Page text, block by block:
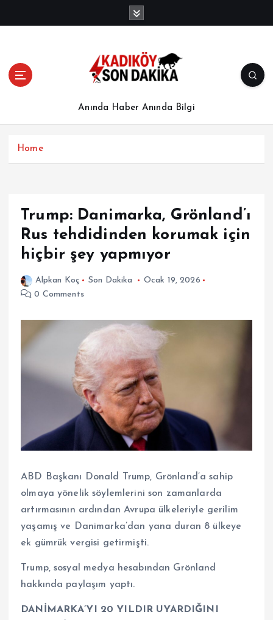
Anında Haber Anında Bilgi
Home
Trump: Danimarka, Grönland’ı
Rus tehdidinden korumak için
hiçbir şey yapmıyor
Alpkan Koç Son Dakika
Ocak 19, 2026
0 Comments
ABD Başkanı Donald Trump, Grönland’a sahip
olmaya yönelik söylemlerini son zamanlarda
artırmasının ardından Avrupa ülkeleriyle gerilim
yaşamış ve Danimarka’dan yana duran 8 ülkeye
ek gümrük vergisi getirmişti.
Trump, sosyal medya hesabından Grönland
hakkında paylaşım yaptı.
DANİMARKA’YI 20 YILDIR UYARDIĞINI